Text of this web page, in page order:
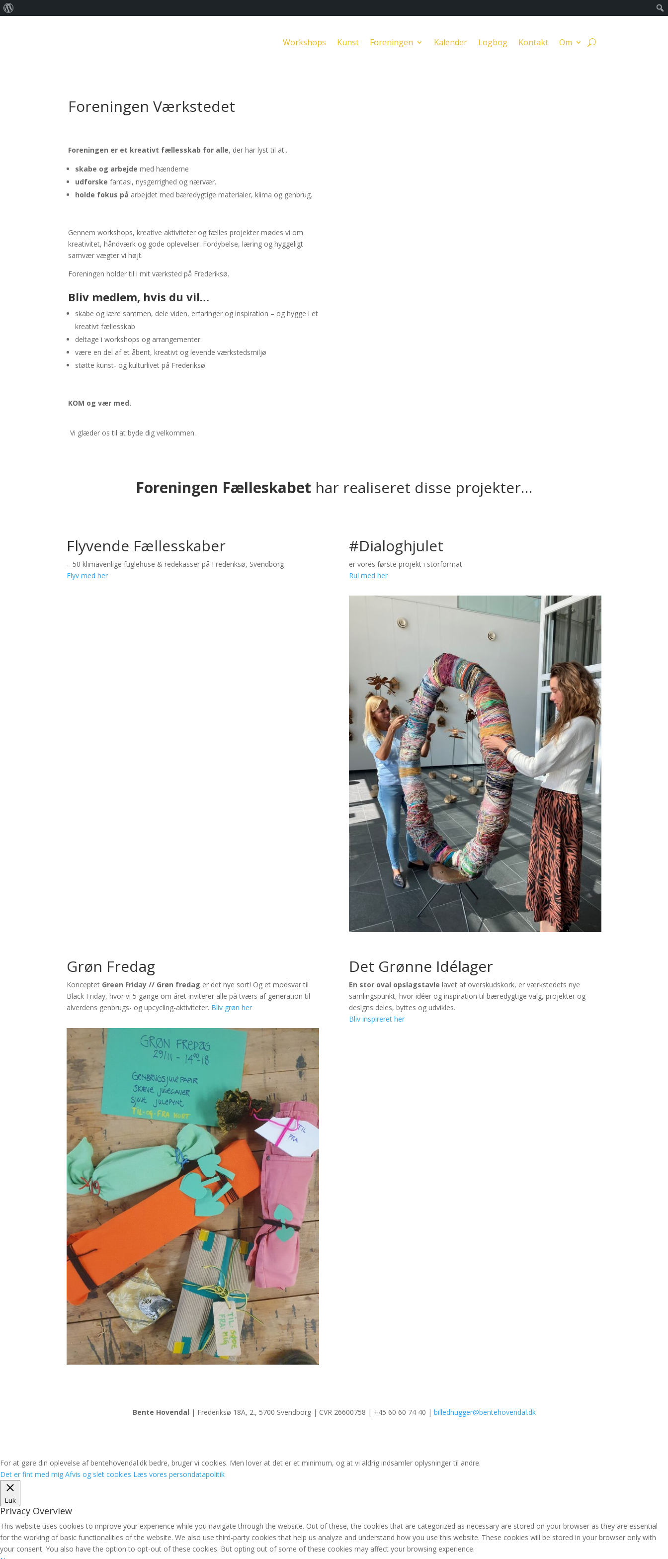
Workshops Kunst Foreningen Kalender Logbog Kontakt Om
Foreningen Værkstedet
Foreningen er et kreativt fællesskab for alle, der har lyst til at..
skabe og arbejde med hænderne
udforske fantasi, nysgerrighed og nærvær.
holde fokus på arbejdet med bæredygtige materialer, klima og genbrug.
Gennem workshops, kreative aktiviteter og fælles projekter mødes vi om
kreativitet, håndværk og gode oplevelser. Fordybelse, læring og hyggeligt
samvær vægter vi højt.
Foreningen holder til i mit værksted på Frederiksø.
Bliv medlem, hvis du vil…
skabe og lære sammen, dele viden, erfaringer og inspiration – og hygge i et
kreativt fællesskab
deltage i workshops og arrangementer
være en del af et åbent, kreativt og levende værkstedsmiljø
støtte kunst- og kulturlivet på Frederiksø
KOM og vær med.
Vi glæder os til at byde dig velkommen.
Foreningen Fælleskabet har realiseret disse projekter…
Flyvende Fællesskaber
– 50 klimavenlige fuglehuse & redekasser på Frederiksø, Svendborg
Flyv med her
#Dialoghjulet
er vores første projekt i storformat
Rul med her
Grøn Fredag
Konceptet Green Friday // Grøn fredag er det nye sort! Og et modsvar til
Black Friday, hvor vi 5 gange om året inviterer alle på tværs af generation til
alverdens genbrugs- og upcycling-aktiviteter. Bliv grøn her
Det Grønne Idélager
En stor oval opslagstavle lavet af overskudskork, er værkstedets nye
samlingspunkt, hvor idéer og inspiration til bæredygtige valg, projekter og
designs deles, byttes og udvikles.
Bliv inspireret her
Bente Hovendal | Frederiksø 18A, 2., 5700 Svendborg | CVR 26600758 | +45 60 60 74 40 | billedhugger@bentehovendal.dk
For at gøre din oplevelse af bentehovendal.dk bedre, bruger vi cookies. Men lover at det er et minimum, og at vi aldrig indsamler oplysninger til andre.
Det er fint med mig Afvis og slet cookies Læs vores persondatapolitik
Luk
Privacy Overview
This website uses cookies to improve your experience while you navigate through the website. Out of these, the cookies that are categorized as necessary are stored on your browser as they are essential
for the working of basic functionalities of the website. We also use third-party cookies that help us analyze and understand how you use this website. These cookies will be stored in your browser only with
your consent. You also have the option to opt-out of these cookies. But opting out of some of these cookies may affect your browsing experience.